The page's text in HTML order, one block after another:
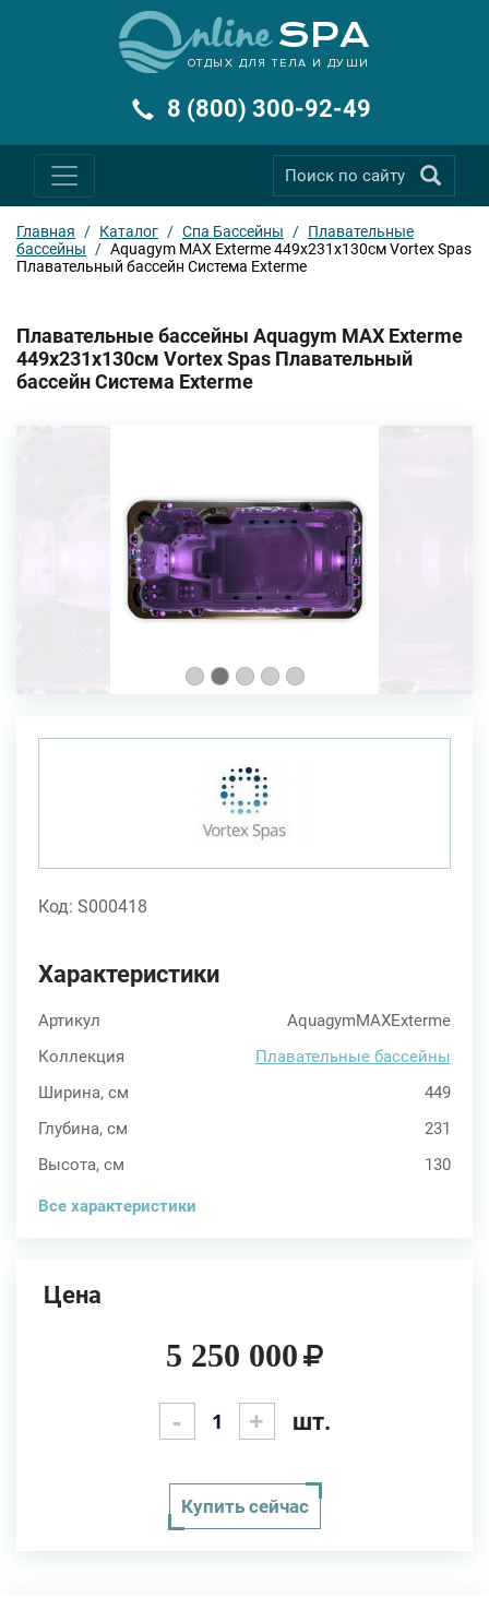
ОТДЫХ ДЛЯ ТЕЛА И ДУШИ
8 (800) 300-92-49
Главная / Каталог / Спа Бассейны / Плавательные
бассейны
/ Aquagym MAX Exterme 449х231x130см Vortex Spas
Плавательный бассейн Система Exterme
Плавательные бассейны Aquagym MAX Exterme
449х231x130см Vortex Spas Плавательный
бассейн Система Exterme
Код: S000418
Характеристики
Артикул
AquagymMAXExterme
Коллекция
Плавательные бассейны
Ширина, см
449
Глубина, см
231
Высота, см
130
Все характеристики
Цена
5 250 000
-
+ шт.
Купить сейчас